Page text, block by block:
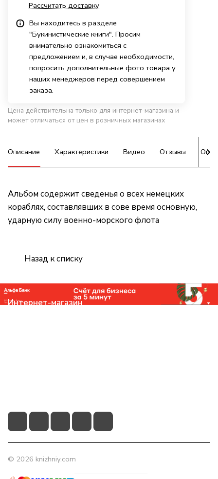
Рассчитать доставку
Вы находитесь в разделе
"Букинистические книги". Просим
внимательно ознакомиться с
предложением и, в случае необходимости,
попросить дополнительные фото товара у
наших менеджеров перед совершением
заказа.
Цена действительна только для интернет-магазина и
может отличаться от цен в розничных магазинах
Описание Характеристики Видео Отзывы
Альбом содержит сведенья о всех немецких
кораблях, составлявших в сове время основную,
ударную силу военно-морского флота
Назад к списку
Интернет-магазин
© 2026 knizhniy.com